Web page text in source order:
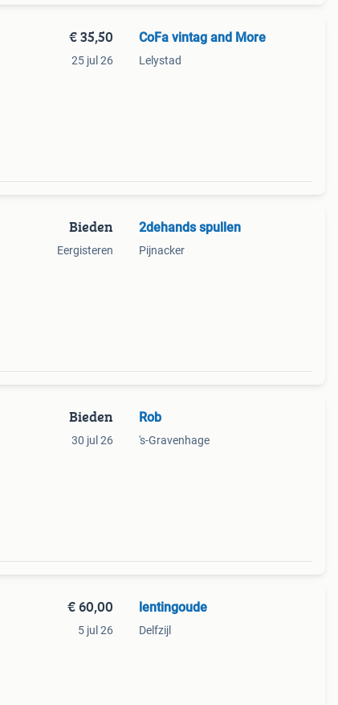
€ 35,50
25 jul 26
CoFa vintag and More
Lelystad
Bieden
Eergisteren
2dehands spullen
Pijnacker
Bieden
30 jul 26
Rob
's-Gravenhage
€ 60,00
5 jul 26
lentingoude
Delfzijl